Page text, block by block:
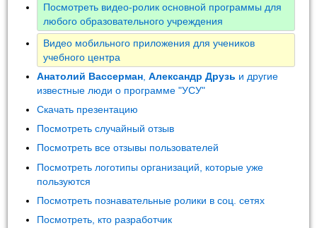
Посмотреть видео-ролик основной программы для
любого образовательного учреждения
Видео мобильного приложения для учеников
учебного центра
Анатолий Вассерман ,Александр Друзь и другие
известные люди о программе "УСУ"
Скачать презентацию
Посмотреть случайный отзыв
Посмотреть все отзывы пользователей
Посмотреть логотипы организаций, которые уже
пользуются
Посмотреть познавательные ролики в соц. сетях
Посмотреть, кто разработчик